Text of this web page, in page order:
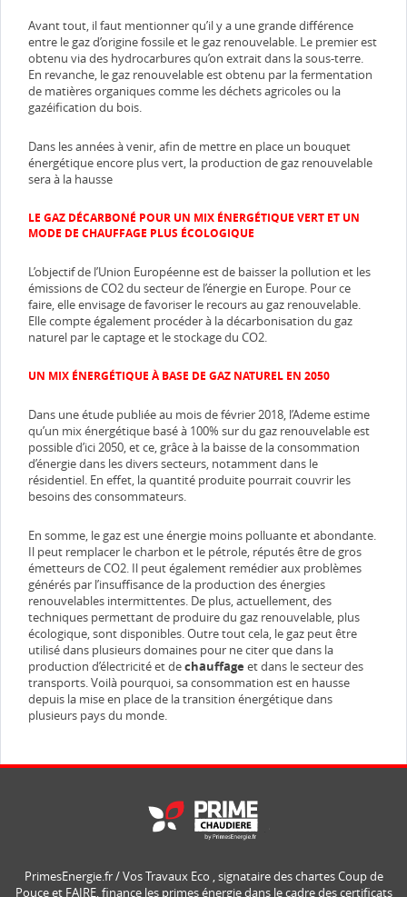
Avant tout, il faut mentionner qu’il y a une grande différence
entre le gaz d’origine fossile et le gaz renouvelable. Le premier est
obtenu via des hydrocarbures qu’on extrait dans la sous-terre.
En revanche, le gaz renouvelable est obtenu par la fermentation
de matières organiques comme les déchets agricoles ou la
gazéification du bois.
Dans les années à venir, afin de mettre en place un bouquet
énergétique encore plus vert, la production de gaz renouvelable
sera à la hausse
LE GAZ DÉCARBONÉ POUR UN MIX ÉNERGÉTIQUE VERT ET UN
MODE DE CHAUFFAGE PLUS ÉCOLOGIQUE
L’objectif de l’Union Européenne est de baisser la pollution et les
émissions de CO2 du secteur de l’énergie en Europe. Pour ce
faire, elle envisage de favoriser le recours au gaz renouvelable.
Elle compte également procéder à la décarbonisation du gaz
naturel par le captage et le stockage du CO2.
UN MIX ÉNERGÉTIQUE À BASE DE GAZ NATUREL EN 2050
Dans une étude publiée au mois de février 2018, l’Ademe estime
qu’un mix énergétique basé à 100% sur du gaz renouvelable est
possible d’ici 2050, et ce, grâce à la baisse de la consommation
d’énergie dans les divers secteurs, notamment dans le
résidentiel. En effet, la quantité produite pourrait couvrir les
besoins des consommateurs.
En somme, le gaz est une énergie moins polluante et abondante.
Il peut remplacer le charbon et le pétrole, réputés être de gros
émetteurs de CO2. Il peut également remédier aux problèmes
générés par l’insuffisance de la production des énergies
renouvelables intermittentes. De plus, actuellement, des
techniques permettant de produire du gaz renouvelable, plus
écologique, sont disponibles. Outre tout cela, le gaz peut être
utilisé dans plusieurs domaines pour ne citer que dans la
production d’électricité et dechauffage et dans le secteur des
transports. Voilà pourquoi, sa consommation est en hausse
depuis la mise en place de la transition énergétique dans
plusieurs pays du monde.
PrimesEnergie.fr / Vos Travaux Eco , signataire des chartes Coup de
Pouce et FAIRE, finance les primes énergie dans le cadre des certificats